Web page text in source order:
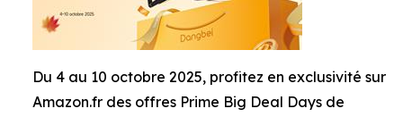
Du 4 au 10 octobre 2025, profitez en exclusivité sur
Amazon.fr des offres Prime Big Deal Days de